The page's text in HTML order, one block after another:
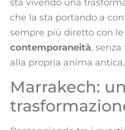
sta vivendo una
che la sta portando a
sempre più diretto con le
contemporaneità,
alla propria anima antica.
Marrakech: